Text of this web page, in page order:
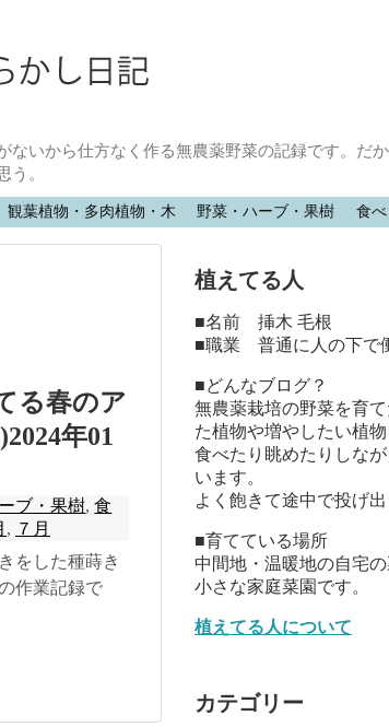
いから仕方なく作る無農薬野菜の記録です。だ
う。
観葉植物・多肉植物・木 野菜・ハーブ・果樹 食
る春のア
年01
ブ・果樹,食
, ７月
をした種蒔き
作業記録で
植えてる人
■名前 挿木 毛根
■職業 普通に人の下で
■どんなブログ？
無農薬栽培の野菜を育
た植物や増やしたい植
食べたり眺めたりしな
います。
よく飽きて途中で投げ出
■育てている場所
中間地・温暖地の自宅
小さな家庭菜園です。
植えてる人について
カテゴリー